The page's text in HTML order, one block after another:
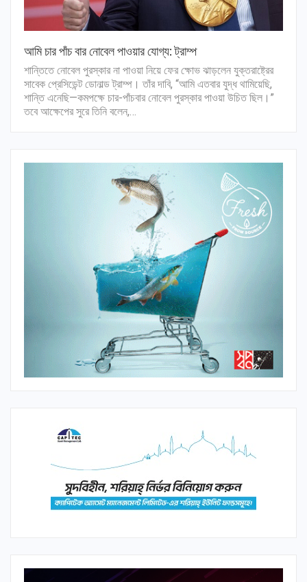
আমি চার পাঁচ বার নোবেল পাওয়ার যোগ্য: ট্রাম্প
শান্তিতে নোবেল পুরস্কার না পাওয়া নিয়ে ফের ক্ষোভ ঝাড়লেন যুক্তরাষ্ট্রের
সাবেক প্রেসিডেন্ট ডোনাল্ড ট্রাম্প। তাঁর দাবি, “আমি এতবার যুদ্ধ থামিয়েছি,
শান্তি এনেছি—কমপক্ষে চার-পাঁচবার নোবেল পুরস্কার পাওয়া উচিত ছিল।”
তবে আক্ষেপের সুরে তিনি বলেন,…